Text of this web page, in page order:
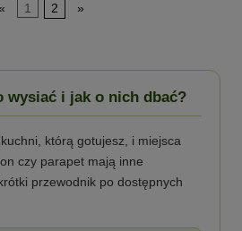
1 2 »
wysiać i jak o nich dbać?
którą gotujesz, i miejsca
czy parapet mają inne
przewodnik po dostępnych